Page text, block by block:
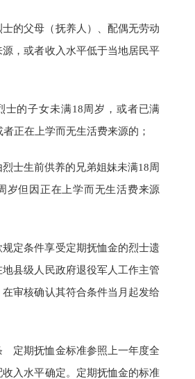
父母（抚养人）、配偶无劳动
，或者收入水平低于当地居民平
的子女未满18周岁，或者已满
正在上学而无生活费来源的；
生前供养的兄弟姐妹未满18周
岁但因正在上学而无生活费来源
条件享受定期抚恤金的烈士遗
地县级人民政府退役军人工作主管
审核确认其符合条件当月起发给
期抚恤金标准参照上一年度全
入水平确定。定期抚恤金的标准